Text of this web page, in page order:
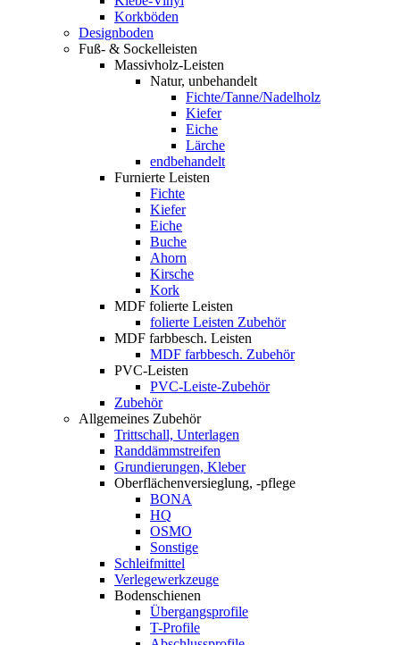
Korkböden
Designboden
Fuß- & Sockelleisten
Massivholz-Leisten
Natur, unbehandelt
Fichte/Tanne/Nadelholz
Kiefer
Eiche
Lärche
endbehandelt
Furnierte Leisten
Fichte
Kiefer
Eiche
Buche
Ahorn
Kirsche
Kork
MDF folierte Leisten
folierte Leisten Zubehör
MDF farbbesch. Leisten
MDF farbbesch. Zubehör
PVC-Leisten
PVC-Leiste-Zubehör
Zubehör
Allgemeines Zubehör
Trittschall, Unterlagen
Randdämmstreifen
Grundierungen, Kleber
Oberflächenversieglung, -pflege
BONA
HQ
OSMO
Sonstige
Schleifmittel
Verlegewerkzeuge
Bodenschienen
Übergangsprofile
T-Profile